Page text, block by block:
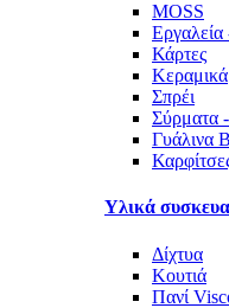
MOSS
Κάρτες
Κεραμικά
Σπρέι
Σύρματα
Γυάλινα
Υλικά
Δίχτυα
Κουτιά
Πανί